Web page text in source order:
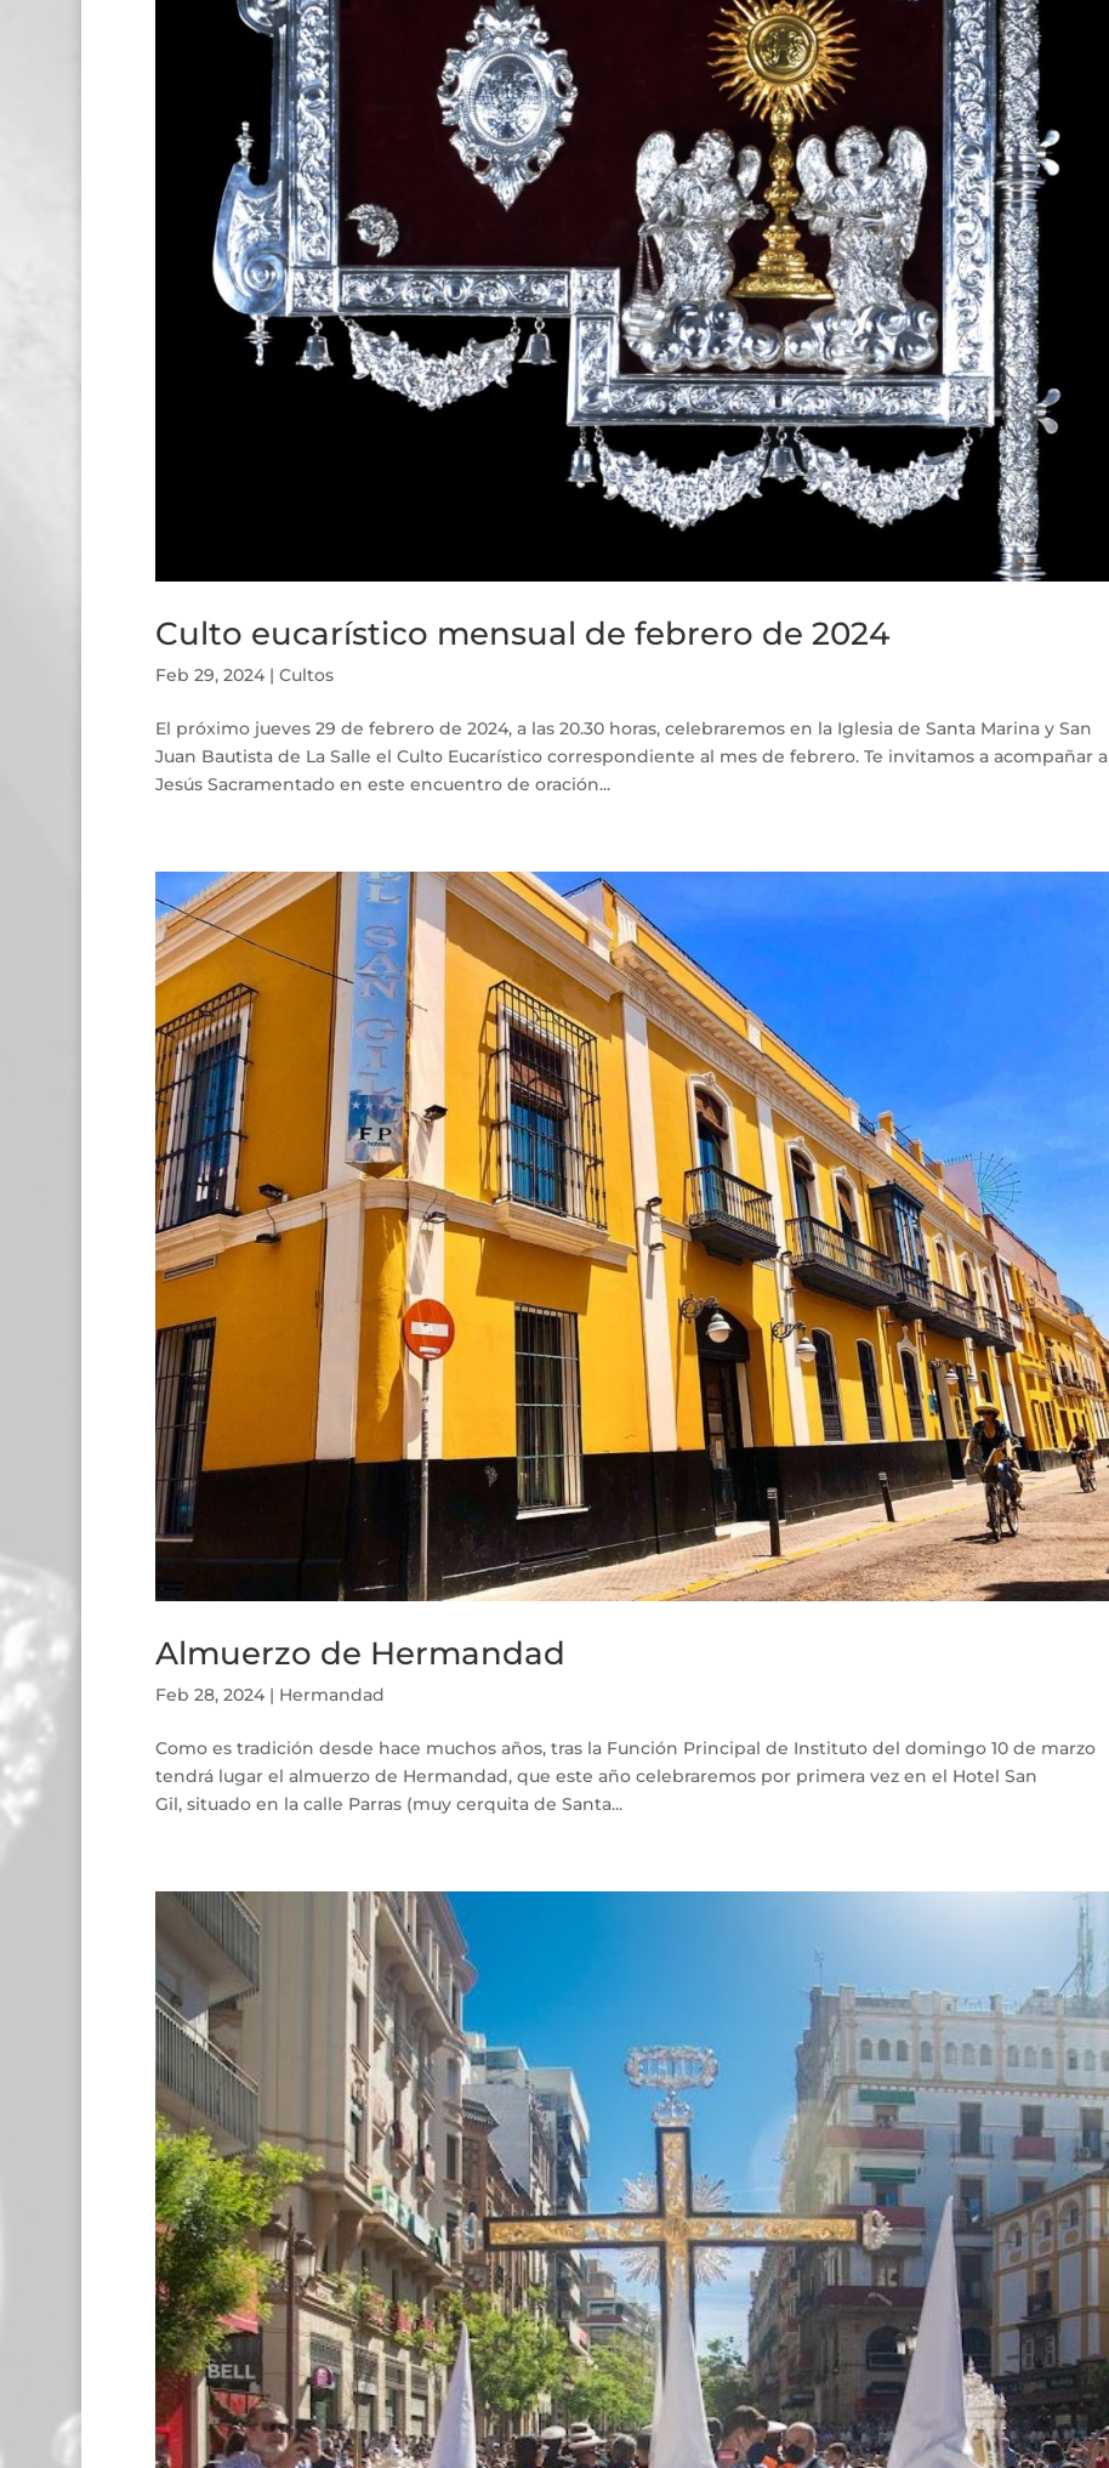
Culto eucarístico mensual de febrero de 2024
Feb 29, 2024| Cultos
El próximo jueves 29 de febrero de 2024, a las 20.30 horas, celebraremos en la Iglesia de Santa Marina y San
Juan Bautista de La Salle el Culto Eucarístico correspondiente al mes de febrero. Te invitamos a acompañar a
Jesús Sacramentado en este encuentro de oración...
Almuerzo de Hermandad
Feb 28, 2024| Hermandad
Como es tradición desde hace muchos años, tras la Función Principal de Instituto del domingo 10 de marzo
tendrá lugar el almuerzo de Hermandad, que este año celebraremos por primera vez en el Hotel San
Gil, situado en la calle Parras (muy cerquita de Santa...